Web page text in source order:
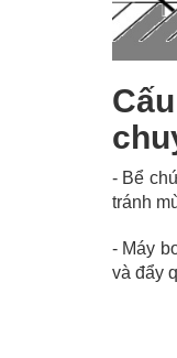
- Bể
tránh
- Máy
và đẩy